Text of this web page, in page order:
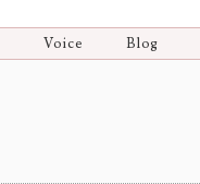
Voice Blog